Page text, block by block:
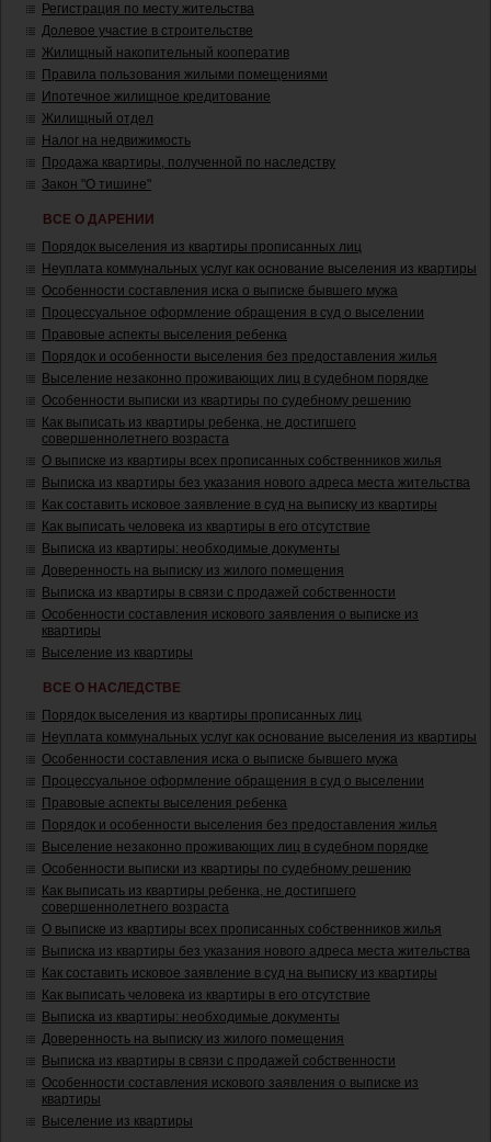
Регистрация по месту жительства
Долевое участие в строительстве
Жилищный накопительный кооператив
Правила пользования жилыми помещениями
Ипотечное жилищное кредитование
Жилищный отдел
Налог на недвижимость
Продажа квартиры, полученной по наследству
Закон "О тишине"
ВСЕ О ДАРЕНИИ
Порядок выселения из квартиры прописанных лиц
Неуплата коммунальных услуг как основание выселения из квартиры
Особенности составления иска о выписке бывшего мужа
Процессуальное оформление обращения в суд о выселении
Правовые аспекты выселения ребенка
Порядок и особенности выселения без предоставления жилья
Выселение незаконно проживающих лиц в судебном порядке
Особенности выписки из квартиры по судебному решению
Как выписать из квартиры ребенка, не достигшего
совершеннолетнего возраста
О выписке из квартиры всех прописанных собственников жилья
Выписка из квартиры без указания нового адреса места жительства
Как составить исковое заявление в суд на выписку из квартиры
Как выписать человека из квартиры в его отсутствие
Выписка из квартиры: необходимые документы
Доверенность на выписку из жилого помещения
Выписка из квартиры в связи с продажей собственности
Особенности составления искового заявления о выписке из
квартиры
Выселение из квартиры
ВСЕ О НАСЛЕДСТВЕ
Порядок выселения из квартиры прописанных лиц
Неуплата коммунальных услуг как основание выселения из квартиры
Особенности составления иска о выписке бывшего мужа
Процессуальное оформление обращения в суд о выселении
Правовые аспекты выселения ребенка
Порядок и особенности выселения без предоставления жилья
Выселение незаконно проживающих лиц в судебном порядке
Особенности выписки из квартиры по судебному решению
Как выписать из квартиры ребенка, не достигшего
совершеннолетнего возраста
О выписке из квартиры всех прописанных собственников жилья
Выписка из квартиры без указания нового адреса места жительства
Как составить исковое заявление в суд на выписку из квартиры
Как выписать человека из квартиры в его отсутствие
Выписка из квартиры: необходимые документы
Доверенность на выписку из жилого помещения
Выписка из квартиры в связи с продажей собственности
Особенности составления искового заявления о выписке из
квартиры
Выселение из квартиры